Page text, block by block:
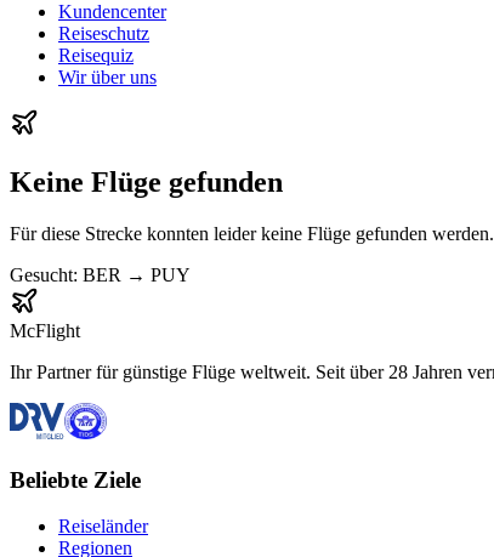
Kundencenter
Reiseschutz
Reisequiz
Wir über uns
Keine Flüge gefunden
Für diese Strecke konnten leider keine Flüge gefunden
Gesucht: BER → PUY
McFlight
Ihr Partner für günstige Flüge weltweit. Seit über 28 Jahren
Beliebte Ziele
Reiseländer
Regionen